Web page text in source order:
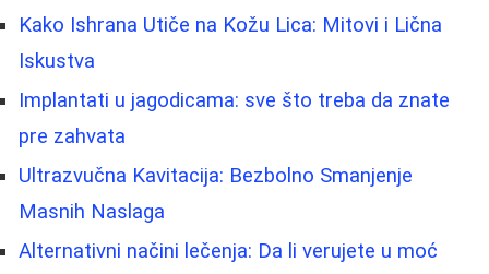
Kako Ishrana Utiče na Kožu Lica: Mitovi i Lična
Iskustva
Implantati u jagodicama: sve što treba da znate
pre zahvata
Ultrazvučna Kavitacija: Bezbolno Smanjenje
Masnih Naslaga
Alternativni načini lečenja: Da li verujete u moć